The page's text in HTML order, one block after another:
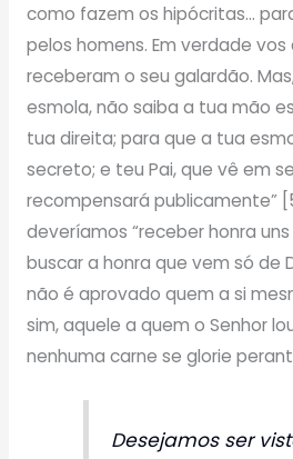
como fazem os hipócritas…
pelos homens. Em verdade vos
receberam o seu galardão.
esmola, não saiba a tua mão
tua direita; para que a tua
secreto; e teu Pai, que vê em
recompensará publicamente”
deveríamos “receber honra
buscar a honra que vem só de
não é aprovado quem a si
sim, aquele a quem o Senhor
nenhuma carne se glorie
Desejamos ser